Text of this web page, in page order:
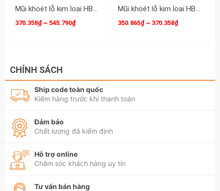
Gói hàng bao gồm:
hãy liên hệ với kamy's tools để biết thêm thông tin chi tiết
ốc vít bị hư nhanh chóng tiện dụng thép vàng cao cấp LRT
Mũi khoét lỗ kim loại HBM JMG 53mm 54mm 55mm 60mm 61mm HBM-53 HBM-54 HBM-55 HBM-60 HBM-61
370.358₫ ~ 545.790₫
Mũi khoét lỗ kim loại HBM JMG 48mm 49mm 50mm 51mm 52mm HBM-48 HBM-49 HBM-50 HBM-51 HBM-52
350.865₫ ~ 370.358₫
CHÍNH SÁCH
Ship code toàn quốc
Kiểm hàng trước khi thanh toán
Đảm bảo
Chất lượng đã kiểm định
Hỗ trợ online
Chăm sóc khách hàng uy tín
Tư vấn bán hàng